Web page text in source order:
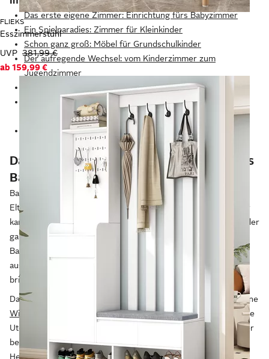
FLIEKS
Esszimmerstuhl
UVP 381,99 €
ab 159,99 €
Das erste eigene Zimmer: Einrichtung fürs Babyzimmer
Ein Spielparadies: Zimmer für Kleinkinder
Schon ganz groß: Möbel für Grundschulkinder
Der aufregende Wechsel: vom Kinderzimmer zum
Jugendzimmer
Kindgerechte Möbel: ein Überblick über die Materialien
Mit diesen zehn Tipps zum schönen und sicheren
Kinderzimmer
Fazit: Altersgerechte Kinderzimmer gestalten
Das erste eigene Zimmer: Einrichtung fürs
Babyzimmer
Babys sind in der Regel die meiste Zeit noch in der Nähe ihrer
Eltern. Dennoch ist ein eigenes Babyzimmer sinnvoll, denn hier
kannst du deinen kleinen Schatz zum Mittagsschlaf hinlegen oder
ganz einfach frisch machen. In ein Babyzimmer passt ein
Babybett, das du mit einer Babydecke oder einem Schlafsack
ausstattest. Auch das
Lieblingskuscheltier oder eine Spieluhr
bringst du hier unter.
Damit du dein Kind bequem wickeln und waschen kannst, ist eine
Wickelkommode
sinnvoll. Darin finden auch Windeln und andere
Utensilien ihren Platz. Gerade Neugeborenen wird es im Winter
beim Wickeln schnell kühl – ein passender Wickeltisch-
Heizstrahler kann hier helfen. Ein praktischer